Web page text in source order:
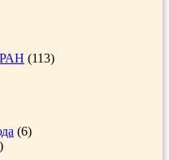
(113)
(6)